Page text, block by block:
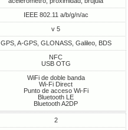
IEEE 802.11 a/b/g/n/ac
v 5
GPS, A-GPS, GLONASS, Galileo, BDS
NFC
USB OTG
WiFi de doble banda
Wi-Fi Direct
Punto de acceso Wi-Fi
Bluetooth LE
Bluetooth A2DP
2